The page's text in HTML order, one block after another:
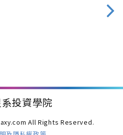
投資學院
All Rights Reserved.